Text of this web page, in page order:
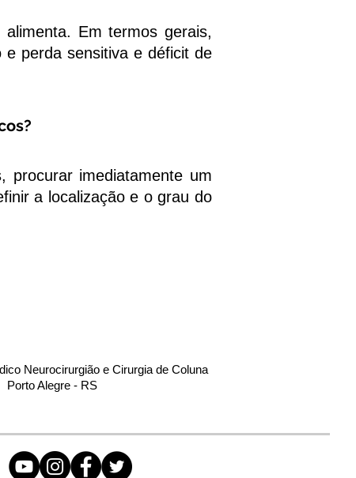
Em termos gerais,
e perda sensitiva e déficit de
imediatamente um
a localização e o grau do
Neurocirurgião e Cirurgia de Coluna
Porto Alegre - RS